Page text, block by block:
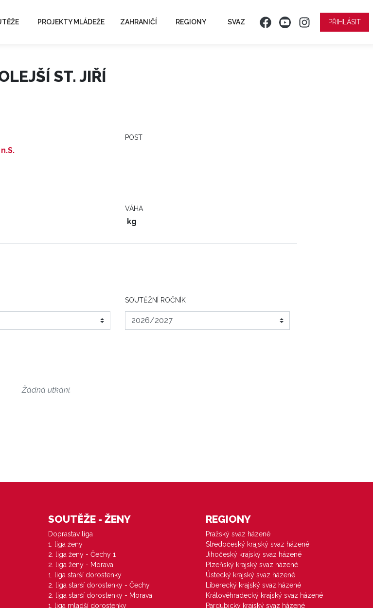
PROJEKTY MLÁDEŽE ZAHRANIČÍ REGIONY SVAZ PŘIHLÁSIT
ST. JIŘÍ
POST
VÁHA
kg
SOUTĚŽNÍ ROČNÍK
Žádná utkání.
SOUTĚŽE - ŽENY
Doprastav liga
1. liga ženy
2. liga ženy - Čechy 1
2. liga ženy - Morava
1. liga starší dorostenky
2. liga starší dorostenky - Čechy
2. liga starší dorostenky - Morava
1. liga mladší dorostenky
REGIONY
Pražský svaz házené
Středočeský krajský svaz házené
Jihočeský krajský svaz házené
Plzeňský krajský svaz házené
Ústecký krajský svaz házené
Liberecký krajský svaz házené
Královéhradecký krajský svaz házené
Pardubický krajský svaz házené